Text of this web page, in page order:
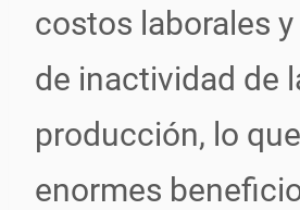
costos laborales
de inactividad de
producción, lo
enormes